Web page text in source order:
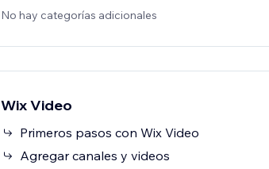
No hay categorías adicionales
Wix Video
Primeros pasos con Wix Video
Agregar canales y videos